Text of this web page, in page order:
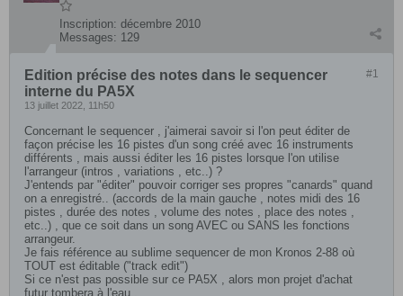
Inscription: décembre 2010
Messages: 129
#1
Edition précise des notes dans le sequencer
interne du PA5X
13 juillet 2022, 11h50
Concernant le sequencer , j'aimerai savoir si l'on peut éditer de
façon précise les 16 pistes d'un song créé avec 16 instruments
différents , mais aussi éditer les 16 pistes lorsque l'on utilise
l'arrangeur (intros , variations , etc..) ?
J'entends par "éditer" pouvoir corriger ses propres "canards" quand
on a enregistré.. (accords de la main gauche , notes midi des 16
pistes , durée des notes , volume des notes , place des notes ,
etc..) , que ce soit dans un song AVEC ou SANS les fonctions
arrangeur.
Je fais référence au sublime sequencer de mon Kronos 2-88 où
TOUT est éditable ("track edit")
Si ce n'est pas possible sur ce PA5X , alors mon projet d'achat
futur tombera à l'eau..